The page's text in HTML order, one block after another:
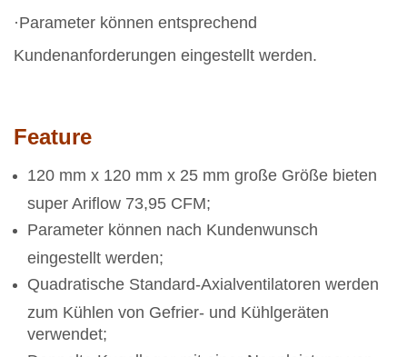
·Parameter können entsprechend
Kundenanforderungen eingestellt werden.
Feature
120 mm x 120 mm x 25 mm große Größe bieten
super Ariflow 73,95 CFM;
Parameter können nach Kundenwunsch
eingestellt werden;
Quadratische Standard-Axialventilatoren werden
zum Kühlen von Gefrier- und Kühlgeräten
verwendet;